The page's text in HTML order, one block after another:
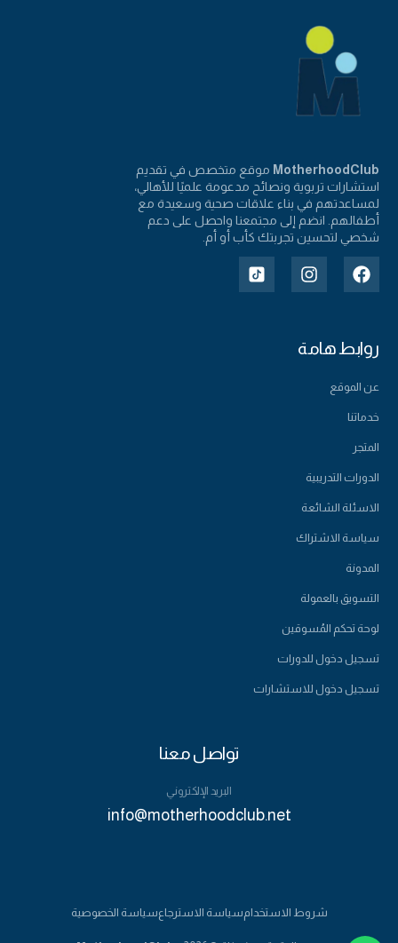
MotherhoodClub موقع متخصص في تقديم
استشارات تربوية ونصائح مدعومة علميًا للأهالي،
لمساعدتهم في بناء علاقات صحية وسعيدة مع
أطفالهم. انضم إلى مجتمعنا واحصل على دعم
شخصي لتحسين تجربتك كأب أو أم.
روابط هامة
عن الموقع
خدماتنا
المتجر
الدورات التدريبية
الاسئلة الشائعة
سياسة الاشتراك
المدونة
التسويق بالعمولة
لوحة تحكم المُسوقين
تسجيل دخول للدورات
تسجيل دخول للاستشارات
تواصل معنا
البريد الإلكتروني
info@motherhoodclub.net
شروط الاستخدامسياسة الاسترجاعسياسة الخصوصية